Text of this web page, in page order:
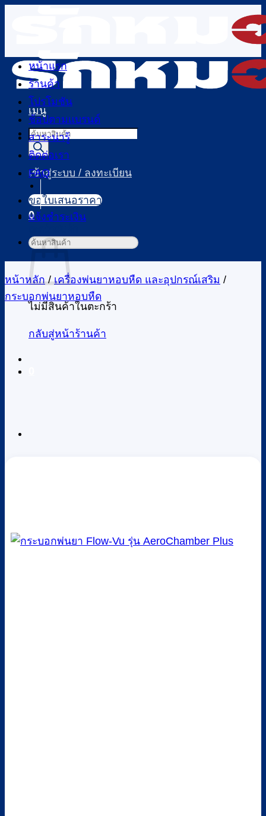
เนื้อหา
เมนู
Products
search
เข้าสู่ระบบ / ลงทะเบียน
0
ไม่มีสินค้าในตะกร้า
กลับสู่หน้าร้านค้า
หน้าแรก
ร้านค้า
โปรโมชัน
ช้อปตามแบรนด์
สาระน่ารู้
ติดต่อเรา
FAQ
ขอใบเสนอราคา
แจ้งชำระเงิน
ค้นหา:
หน้าหลัก / เครื่องพ่นยาหอบหืด และอุปกรณ์เสริม /
กระบอกพ่นยาหอบหืด